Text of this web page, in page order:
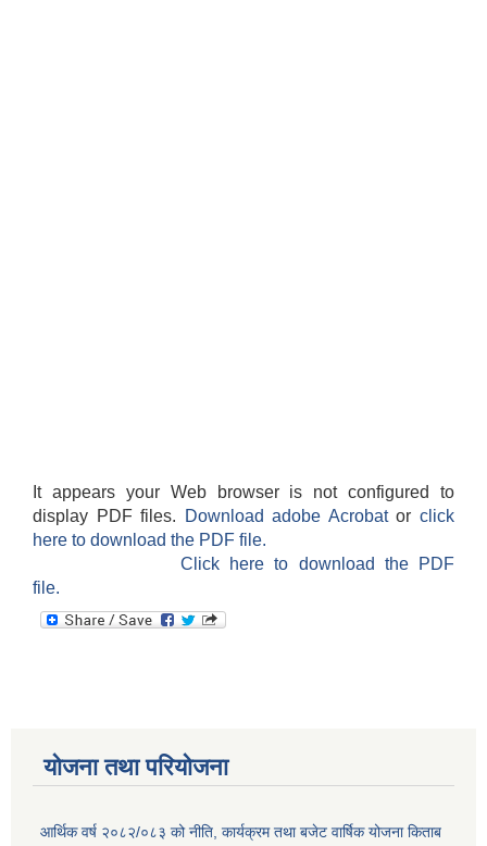
It appears your Web browser is not configured to
display PDF files.
Download adobe Acrobatorclick
here to download the PDF file.
Click here to download the PDF
file.
योजना तथा परियोजना
आर्थिक वर्ष २०८२/०८३ को नीति, कार्यक्रम तथा बजेट वार्षिक योजना किताब